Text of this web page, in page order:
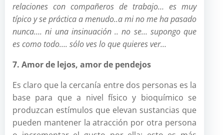
relaciones con compañeros de trabajo… es muy
típico y se práctica a menudo..a mi no me ha pasado
nunca…. ni una insinuación .. no se… supongo que
es como todo…. sólo ves lo que quieres ver…
7. Amor de lejos, amor de pendejos
Es claro que la cercanía entre dos personas es la
base para que a nivel físico y bioquímico se
produzcan estímulos que elevan sustancias que
pueden mantener la atracción por otra persona